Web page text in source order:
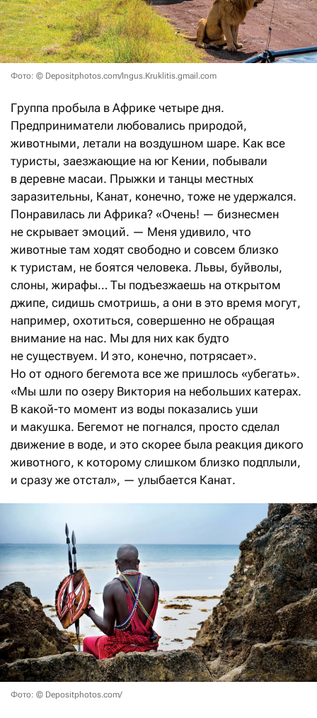
Фото: © Depositphotos.com/Ingus.Kruklitis.gmail.com
Группа пробыла в Африке четыре дня.
Предприниматели любовались природой,
животными, летали на воздушном шаре. Как все
туристы, заезжающие на юг Кении, побывали
в деревне масаи. Прыжки и танцы местных
заразительны, Канат, конечно, тоже не удержался.
Понравилась ли Африка? «Очень! — бизнесмен
не скрывает эмоций. — Меня удивило, что
животные там ходят свободно и совсем близко
к туристам, не боятся человека. Львы, буйволы,
слоны, жирафы… Ты подъезжаешь на открытом
джипе, сидишь смотришь, а они в это время могут,
например, охотиться, совершенно не обращая
внимание на нас. Мы для них как будто
не существуем. И это, конечно, потрясает».
Но от одного бегемота все же пришлось «убегать».
«Мы шли по озеру Виктория на небольших катерах.
В какой-то момент из воды показались уши
и макушка. Бегемот не погнался, просто сделал
движение в воде, и это скорее была реакция дикого
животного, к которому слишком близко подплыли,
и сразу же отстал», — улыбается Канат.
Фото: © Depositphotos.com/